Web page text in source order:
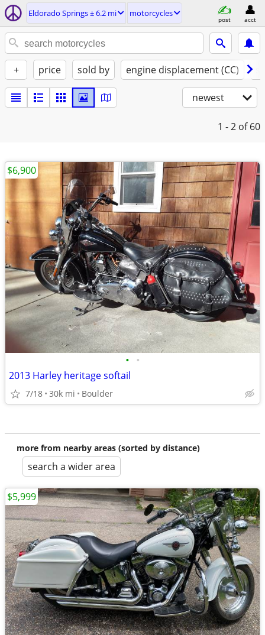
Eldorado Springs ± 6.2 mi motorcycles
post acct
+ price sold by engine displacement (CC)
newest
1 - 2 of 60
• •
2013 Harley heritage softail
7/18 30k mi Boulder
$6,900
more from nearby areas (sorted by distance)
search a wider area
$5,999